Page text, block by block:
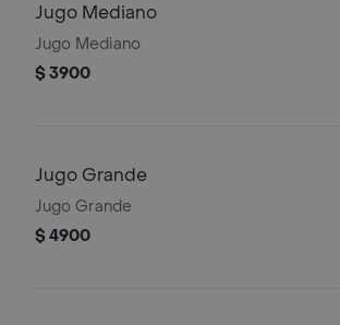
Jugo Mediano
Jugo Mediano
$ 3900
Jugo Grande
Jugo Grande
$ 4900